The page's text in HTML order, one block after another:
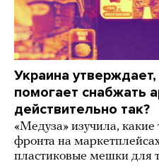
Украина
помогает снабжать
действительно так?
«Медуза» изучила,
фронта на
пластиковые мешки для